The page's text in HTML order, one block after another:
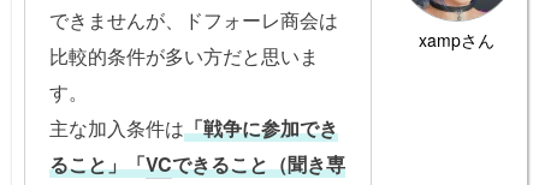
xampさん
できませんが、ドフォーレ商会は
比較的条件が多い方だと思いま
す。
主な加入条件は「戦争に参加でき
ること」「VCできること（聞き専